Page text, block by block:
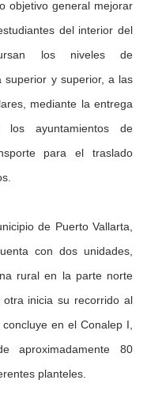
objetivo general mejorar
del interior del
los niveles de
superior y superior, a las
mediante la entrega
ayuntamientos de
para el traslado
de Puerto Vallarta,
con dos unidades,
rural en la parte norte
inicia su recorrido al
en el Conalep I,
aproximadamente 80
planteles.